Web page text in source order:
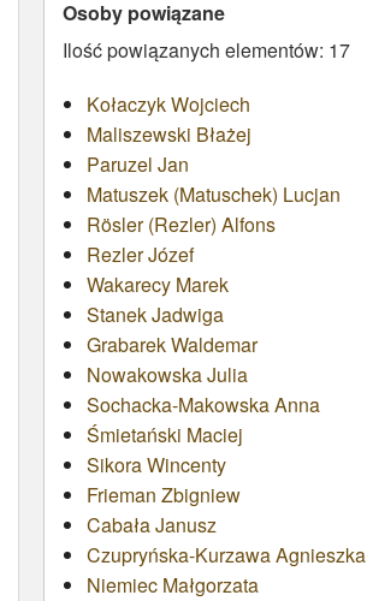
PUBLIKACJE
ATRYBUTY
Osoby powiązane
Ilość powiązanych elementów: 17
Kołaczyk Wojciech
Maliszewski Błażej
Paruzel Jan
Matuszek (Matuschek) Lucjan
Rösler (Rezler) Alfons
Rezler Józef
Wakarecy Marek
Stanek Jadwiga
Grabarek Waldemar
Nowakowska Julia
Sochacka-Makowska Anna
Śmietański Maciej
Sikora Wincenty
Frieman Zbigniew
Cabała Janusz
Czupryńska-Kurzawa Agnieszka
Niemiec Małgorzata